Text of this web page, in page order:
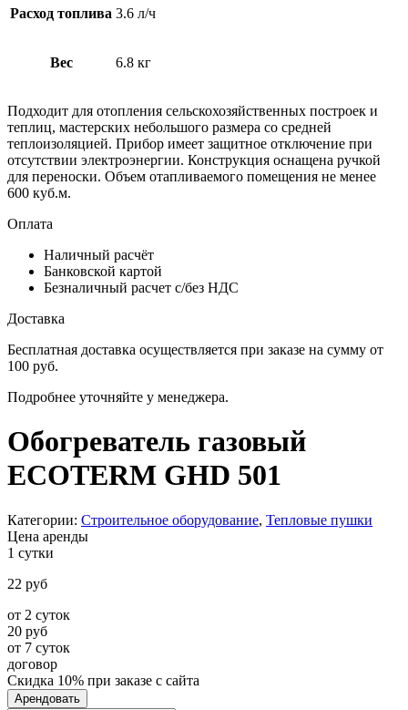
Расход топлива 3.6 л/ч
Вес 6.8 кг
Подходит для отопления сельскохозяйственных построек и
теплиц, мастерских небольшого размера со средней
теплоизоляцией. Прибор имеет защитное отключение при
отсутствии электроэнергии. Конструкция оснащена ручкой
для переноски. Объем отапливаемого помещения не менее
600 куб.м.
Оплата
Наличный расчёт
Банковской картой
Безналичный расчет с/без НДС
Доставка
Бесплатная доставка осуществляется при заказе на сумму от
100 руб.
Подробнее уточняйте у менеджера.
Обогреватель газовый
ECOTERM GHD 501
Категории: Строительное оборудование, Тепловые пушки
Цена аренды
1 сутки
22 руб
от 2 суток
20 руб
от 7 суток
договор
Скидка 10% при заказе с сайта
Арендовать